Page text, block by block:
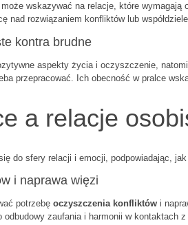
wskazywać na relacje, które wymagają
nad rozwiązaniem konfliktów lub
kontra brudne
aspekty życia i oczyszczenie,
przepracować. Ich obecność w pralce
a relacje
do sfery relacji i emocji, podpowiadając,
i naprawa więzi
potrzebę oczyszczenia konfliktówi
odbudowy zaufania i harmonii w kontaktach